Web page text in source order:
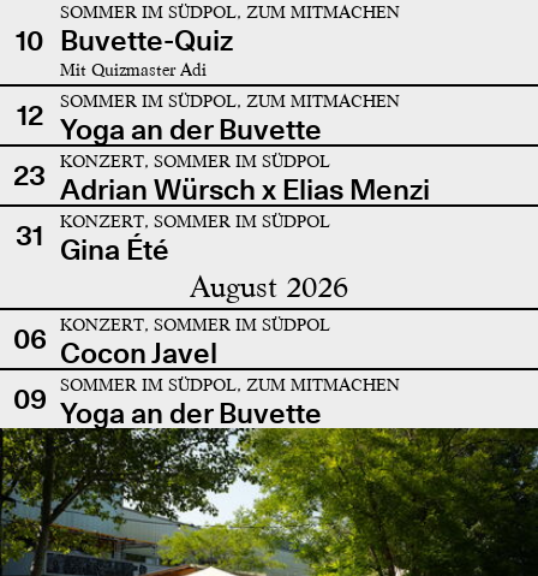
10
SOMMER IM SÜDPOL, ZUM MITMACHEN
Buvette-Quiz
Mit Quizmaster Adi
12 SOMMER IM SÜDPOL, ZUM MITMACHEN
Yoga an der Buvette
23
KONZERT, SOMMER IM SÜDPOL
Adrian Würsch x Elias Menzi
31
KONZERT, SOMMER IM SÜDPOL
Gina Été
August 2026
06 KONZERT, SOMMER IM SÜDPOL
Cocon Javel
09
SOMMER IM SÜDPOL, ZUM MITMACHEN
Yoga an der Buvette